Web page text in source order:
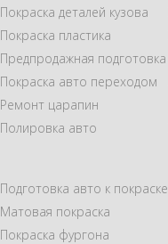
Покраска деталей кузова
Покраска пластика
Предпродажная подготовка
Покраска авто переходом
Ремонт царапин
Полировка авто
Подготовка авто к покраске
Матовая покраска
Покраска фургона